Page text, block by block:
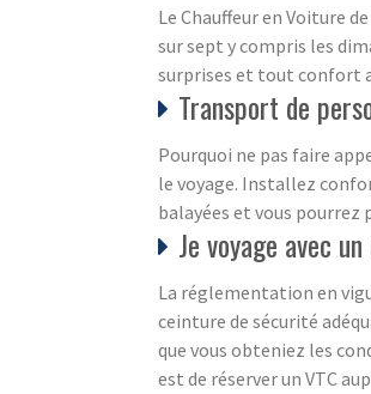
Le Chauffeur en Voiture
sur sept y compris les
surprises et tout confort
Transport de
Pourquoi ne pas faire
le voyage. Installez
balayées et vous
Je voyage avec
La réglementation en
ceinture de sécurité
que vous obteniez les
est de réserver un VTC